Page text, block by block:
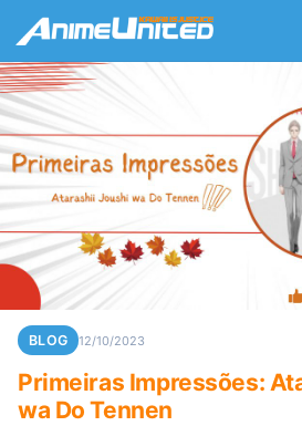
BLOG 12/10/2023
Primeiras Impressões:
wa Do Tennen